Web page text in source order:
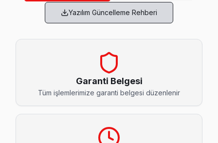
Aşık Veysel Sanyo Servis
Ataşehir'da Aşık Veysel mahallesi için Sanyo TV tamir
Atatürk Sanyo Servis
Sanyo TV'de T-Con kart arızası Atatürk mahallesinde
Ataşehir TV Servis Merkezi →
Barbaros Sanyo Servis
Barbaros Sanyo Anakart Tamiri →
Yazılım Güncelleme Rehberi
Garanti Belgesi
Tüm işlemlerimize garanti belgesi düzenlenir